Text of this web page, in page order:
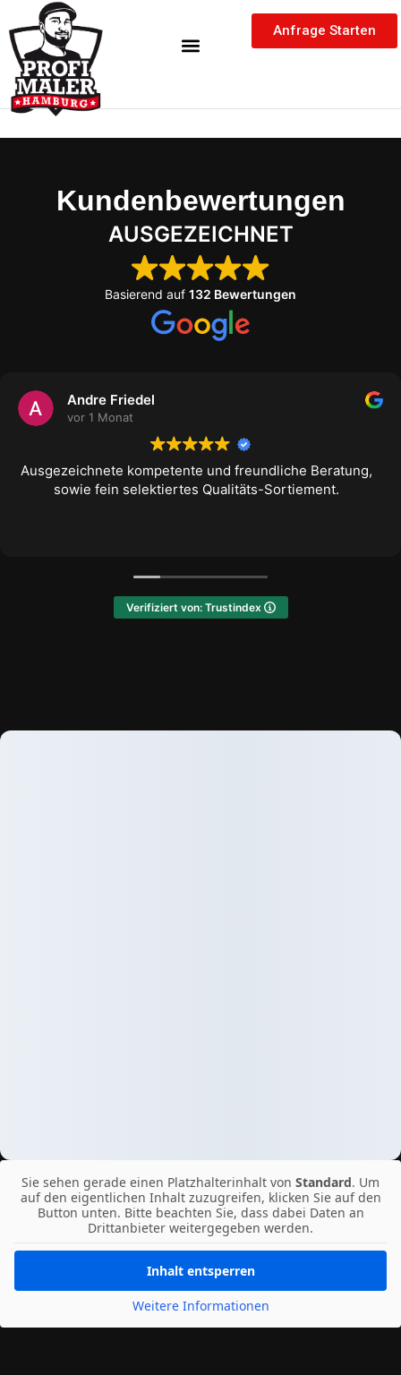
springen
Inhalt
springen
Anfrage Starten
Kundenbewertungen
AUSGEZEICHNET
Basierend auf 132 Bewertungen
Andre Friedel
vor 1 Monat
kompetente und freundliche Beratung,
sowie fein selektiertes Qualitäts-Sortiement.
Verifiziert von: Trustindex
Sie sehen gerade einen Platzhalterinhalt von Standard. Um
auf den eigentlichen Inhalt zuzugreifen, klicken Sie auf den
Button unten. Bitte beachten Sie, dass dabei Daten an
Drittanbieter weitergegeben werden.
Inhalt entsperren
Weitere Informationen